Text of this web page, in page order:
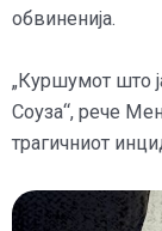
обвиненија.
„Куршумот што
Соуза“, рече
трагичниот